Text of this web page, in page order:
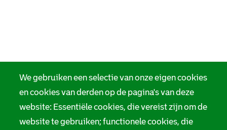
We gebruiken een selectie van onze eigen cookies
en cookies van derden op de pagina's van deze
website: Essentiële cookies, die vereist zijn om de
website te gebruiken; functionele cookies, die